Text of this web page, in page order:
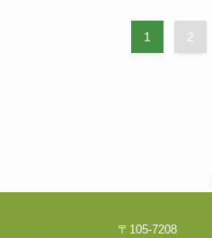
1 2
〒105-7208